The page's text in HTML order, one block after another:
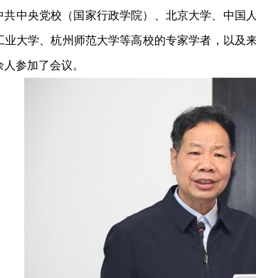
共中央党校（国家行政学院）、北京大学、中国
业大学、杭州师范大学等高校的专家学者，以及
参加了会议。